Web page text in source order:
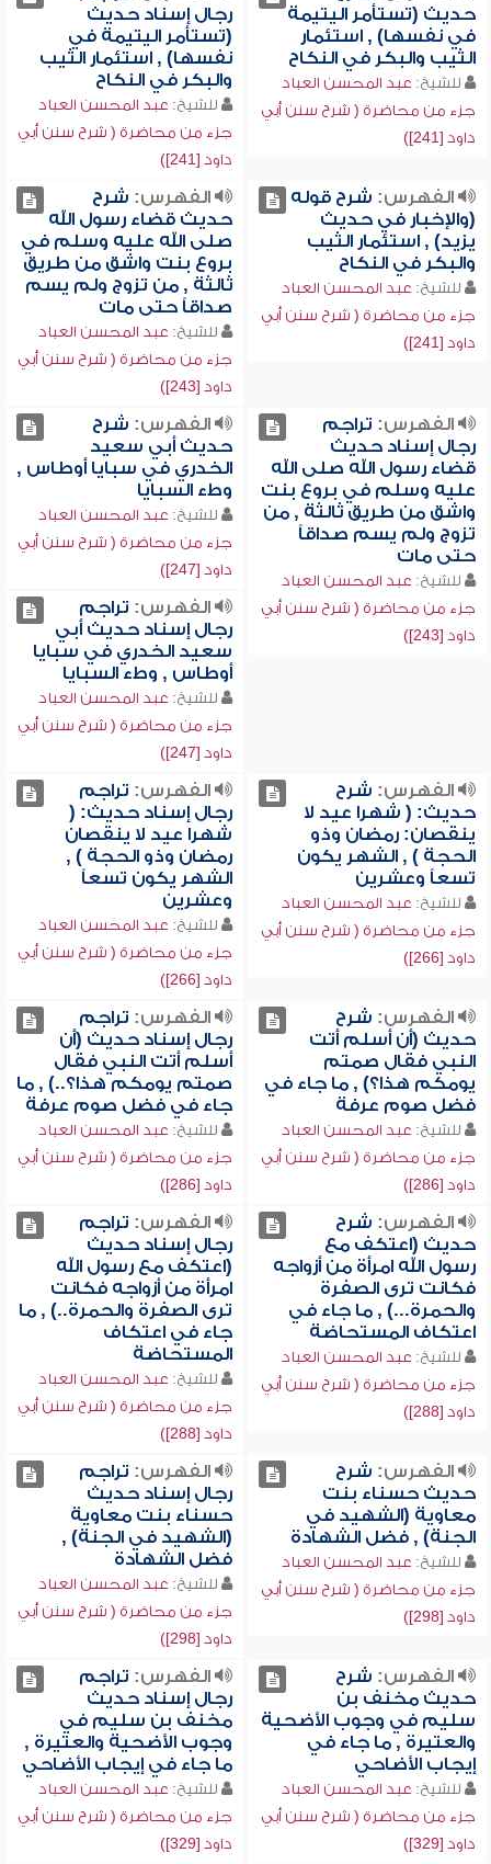
حديث (تستأمر اليتيمة
في نفسها) , استئمار
الثيب والبكر في النكاح
للشيخ: عبد المحسن العباد
جزء من محاضرة ( شرح سنن أبي
داود [241])
رجال إسناد حديث
(تستأمر اليتيمة في
نفسها) , استئمار الثيب
والبكر في النكاح
للشيخ: عبد المحسن العباد
جزء من محاضرة ( شرح سنن أبي
داود [241])
الفهرس: شرح قوله
(والإخبار في حديث
يزيد) , استئمار الثيب
والبكر في النكاح
للشيخ: عبد المحسن العباد
جزء من محاضرة ( شرح سنن أبي
داود [241])
الفهرس: شرح
حديث قضاء رسول الله
صلى الله عليه وسلم في
بروع بنت واشق من طريق
ثالثة , من تزوج ولم يسم
صداقاً حتى مات
للشيخ: عبد المحسن العباد
جزء من محاضرة ( شرح سنن أبي
داود [243])
الفهرس: تراجم
رجال إسناد حديث
قضاء رسول الله صلى الله
عليه وسلم في بروع بنت
واشق من طريق ثالثة , من
تزوج ولم يسم صداقاً
حتى مات
للشيخ: عبد المحسن العباد
جزء من محاضرة ( شرح سنن أبي
داود [243])
الفهرس: شرح
حديث أبي سعيد
الخدري في سبايا أوطاس ,
وطء السبايا
للشيخ: عبد المحسن العباد
جزء من محاضرة ( شرح سنن أبي
داود [247])
الفهرس: تراجم
رجال إسناد حديث أبي
سعيد الخدري في سبايا
أوطاس , وطء السبايا
للشيخ: عبد المحسن العباد
جزء من محاضرة ( شرح سنن أبي
داود [247])
الفهرس: شرح
حديث: ( شهرا عيد لا
ينقصان: رمضان وذو
الحجة ) , الشهر يكون
تسعاً وعشرين
للشيخ: عبد المحسن العباد
جزء من محاضرة ( شرح سنن أبي
داود [266])
الفهرس: تراجم
رجال إسناد حديث: (
شهرا عيد لا ينقصان
رمضان وذو الحجة ) ,
الشهر يكون تسعاً
وعشرين
للشيخ: عبد المحسن العباد
جزء من محاضرة ( شرح سنن أبي
داود [266])
الفهرس: شرح
حديث (أن أسلم أتت
النبي فقال صمتم
يومكم هذا؟) , ما جاء في
فضل صوم عرفة
للشيخ: عبد المحسن العباد
جزء من محاضرة ( شرح سنن أبي
داود [286])
الفهرس: تراجم
رجال إسناد حديث (أن
أسلم أتت النبي فقال
صمتم يومكم هذا؟..) , ما
جاء في فضل صوم عرفة
للشيخ: عبد المحسن العباد
جزء من محاضرة ( شرح سنن أبي
داود [286])
الفهرس: شرح
حديث (اعتكف مع
رسول الله امرأة من أزواجه
فكانت ترى الصفرة
والحمرة...) , ما جاء في
اعتكاف المستحاضة
للشيخ: عبد المحسن العباد
جزء من محاضرة ( شرح سنن أبي
داود [288])
الفهرس: تراجم
رجال إسناد حديث
(اعتكف مع رسول الله
امرأة من أزواجه فكانت
ترى الصفرة والحمرة..) , ما
جاء في اعتكاف
المستحاضة
للشيخ: عبد المحسن العباد
جزء من محاضرة ( شرح سنن أبي
داود [288])
الفهرس: شرح
حديث حسناء بنت
معاوية (الشهيد في
الجنة) , فضل الشهادة
للشيخ: عبد المحسن العباد
جزء من محاضرة ( شرح سنن أبي
داود [298])
الفهرس: تراجم
رجال إسناد حديث
حسناء بنت معاوية
(الشهيد في الجنة) ,
فضل الشهادة
للشيخ: عبد المحسن العباد
جزء من محاضرة ( شرح سنن أبي
داود [298])
الفهرس: شرح
حديث مخنف بن
سليم في وجوب الأضحية
والعتيرة , ما جاء في
إيجاب الأضاحي
للشيخ: عبد المحسن العباد
جزء من محاضرة ( شرح سنن أبي
داود [329])
الفهرس: تراجم
رجال إسناد حديث
مخنف بن سليم في
وجوب الأضحية والعتيرة ,
ما جاء في إيجاب الأضاحي
للشيخ: عبد المحسن العباد
جزء من محاضرة ( شرح سنن أبي
داود [329])